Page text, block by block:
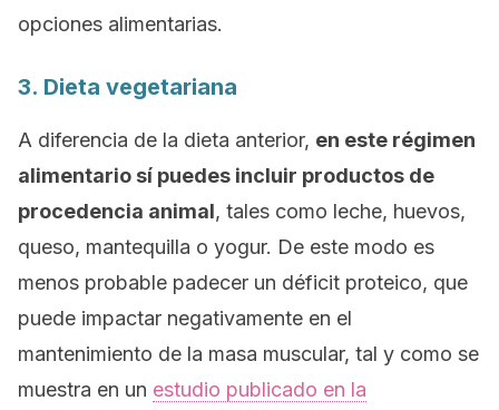
opciones alimentarias.
3. Dieta vegetariana
A diferencia de la dieta anterior, en este régimen
alimentario sí puedes incluir productos de
procedencia animal, tales como leche, huevos,
queso, mantequilla o yogur. De este modo es
menos probable padecer un déficit proteico, que
puede impactar negativamente en el
mantenimiento de la masa muscular, tal y como se
muestra en un estudio publicado en la